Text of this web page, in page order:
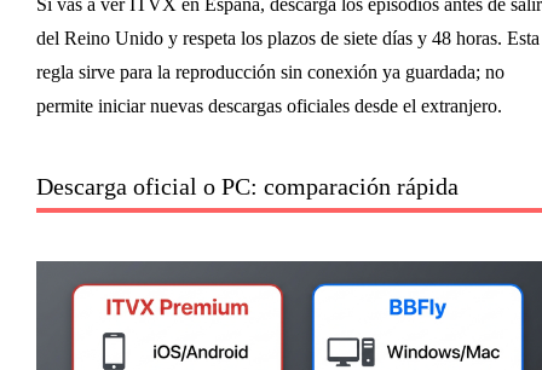
del Reino Unido y respeta los plazos de siete días y 48 horas. Esta
regla sirve para la reproducción sin conexión ya guardada; no
permite iniciar nuevas descargas oficiales desde el extranjero.
Descarga oficial o PC: comparación rápida